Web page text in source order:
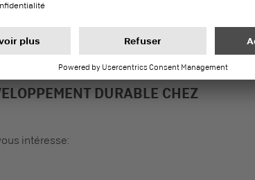
DURABLE CHEZ
intéresse: